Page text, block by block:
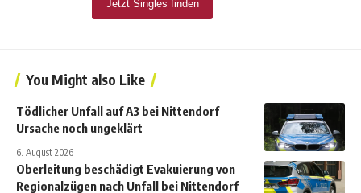
You Might also Like
Tödlicher Unfall auf A3 bei Nittendorf
Ursache noch ungeklärt
6. August 2026
Oberleitung beschädigt Evakuierung von
Regionalzügen nach Unfall bei Nittendorf